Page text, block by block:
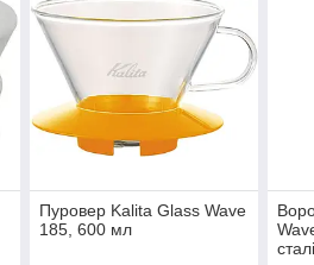
Пуровер Kalita Glass Wave
185, 600 мл